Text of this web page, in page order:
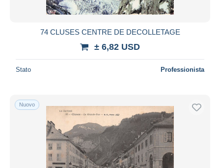
74 CLUSES CENTRE DE DECOLLETAGE
± 6,82 USD
Stato Professionista
Nuovo